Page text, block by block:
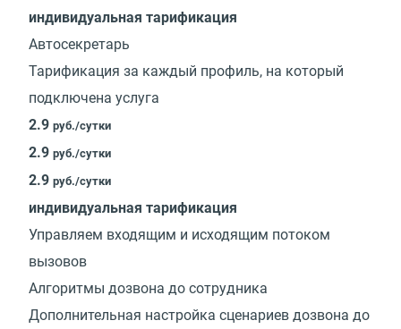
индивидуальная тарификация
Автосекретарь
Тарификация за каждый профиль, на который
подключена услуга
2.9 руб./сутки
2.9 руб./сутки
2.9 руб./сутки
индивидуальная тарификация
Управляем входящим и исходящим потоком
вызовов
Алгоритмы дозвона до сотрудника
Дополнительная настройка сценариев дозвона до